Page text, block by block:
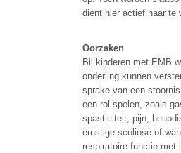
dient hier actief naar te
Oorzaken
Bij kinderen met EMB
onderling kunnen
sprake van een
een rol spelen, zoals
spasticiteit, pijn,
ernstige scoliose of
respiratoire functie met